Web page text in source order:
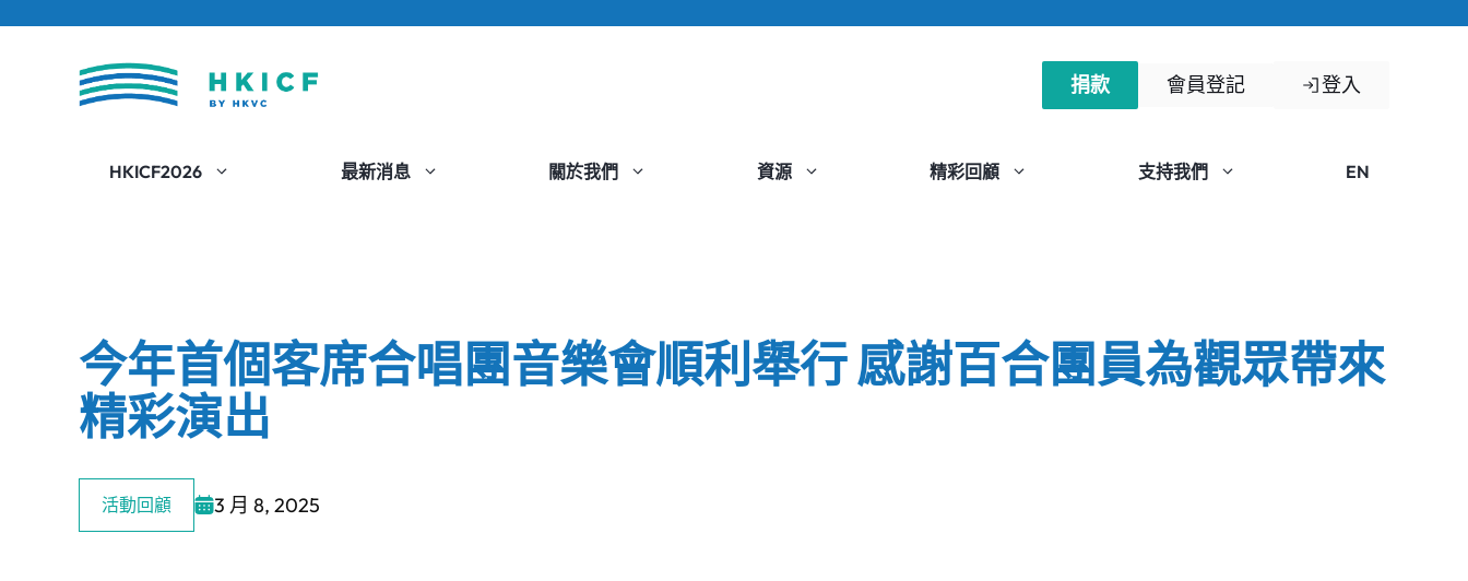
捐款 會員登記 登入
HKICF2026 最新消息 關於我們 資源 精彩回顧 支持我們 EN
今年首個客席合唱團音樂會順利舉行 感謝百合團員為觀眾帶來
精彩演出
活動回顧 3 月 8, 2025